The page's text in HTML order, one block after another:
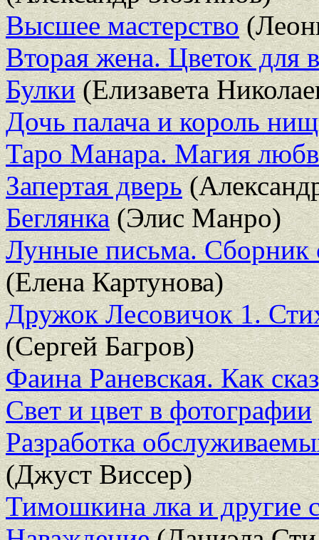
Высшее мастерство
Вторая жена. Цветок для
Булки(Елизавета
Дочь палача и король
Таро Манара. Магия
Запертая дверь
Беглянка(Элис Манро)
Лунные письма. Сборник
(Елена Картунова)
Дружок Лесовичок 1.
(Сергей Багров)
Фаина Раневская. Как
Свет и цвет в фотографии
Разработка
(Джуст Виссер)
Тимошкина лка и другие